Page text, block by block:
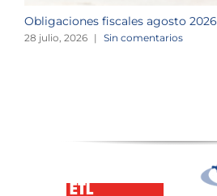
Obligaciones fiscales agosto 2026
28 julio, 2026 | Sin comentarios